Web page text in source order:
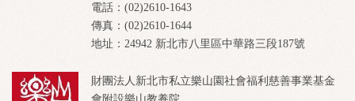
電話：(02)2610-1643
傳真：(02)2610-1644
地址：24942 新北市八里區中華路三段187號
財團法人新北市私立樂山園社會福利慈善事業基金